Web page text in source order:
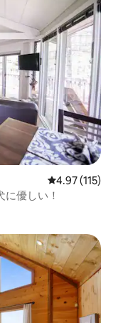
レビュー115
4.97 (115)
優しい！